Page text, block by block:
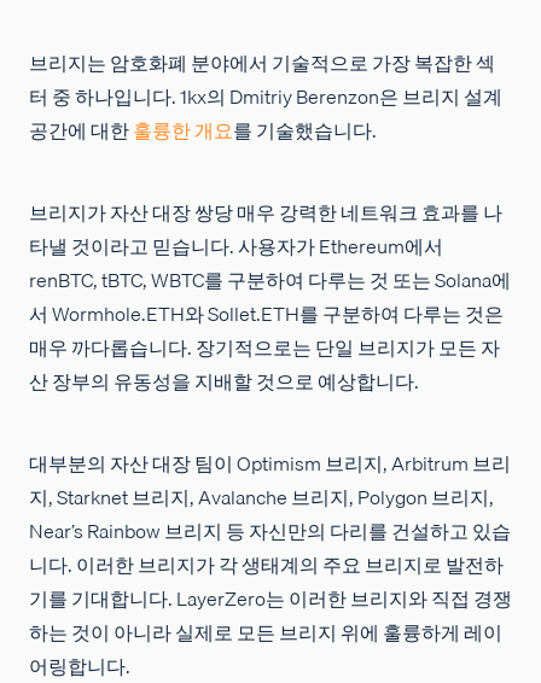
브리지는 암호화폐 분야에서 기술적으로 가장 복잡한 섹
터 중 하나입니다. 1kx의 Dmitriy Berenzon은 브리지 설계
공간에 대한훌륭한 개요를 기술했습니다.
브리지가 자산 대장 쌍당 매우 강력한 네트워크 효과를 나
타낼 것이라고 믿습니다. 사용자가 Ethereum에서
renBTC, tBTC, WBTC를 구분하여 다루는 것 또는 Solana에
서 Wormhole.ETH와 Sollet.ETH를 구분하여 다루는 것은
매우 까다롭습니다. 장기적으로는 단일 브리지가 모든 자
산 장부의 유동성을 지배할 것으로 예상합니다.
대부분의 자산 대장 팀이 Optimism 브리지, Arbitrum 브리
지, Starknet 브리지, Avalanche 브리지, Polygon 브리지,
Near’s Rainbow 브리지 등 자신만의 다리를 건설하고 있습
니다. 이러한 브리지가 각 생태계의 주요 브리지로 발전하
기를 기대합니다. LayerZero는 이러한 브리지와 직접 경쟁
하는 것이 아니라 실제로 모든 브리지 위에 훌륭하게 레이
어링합니다.